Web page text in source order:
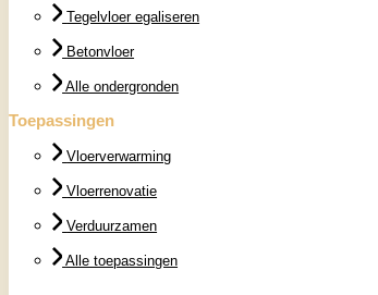
Tegelvloer egaliseren
Betonvloer
Alle ondergronden
Toepassingen
Vloerverwarming
Vloerrenovatie
Verduurzamen
Alle toepassingen